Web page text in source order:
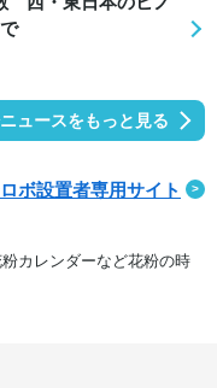
ュースをもっと見る
ボ設置者専用サイト
カレンダーなど花粉の時